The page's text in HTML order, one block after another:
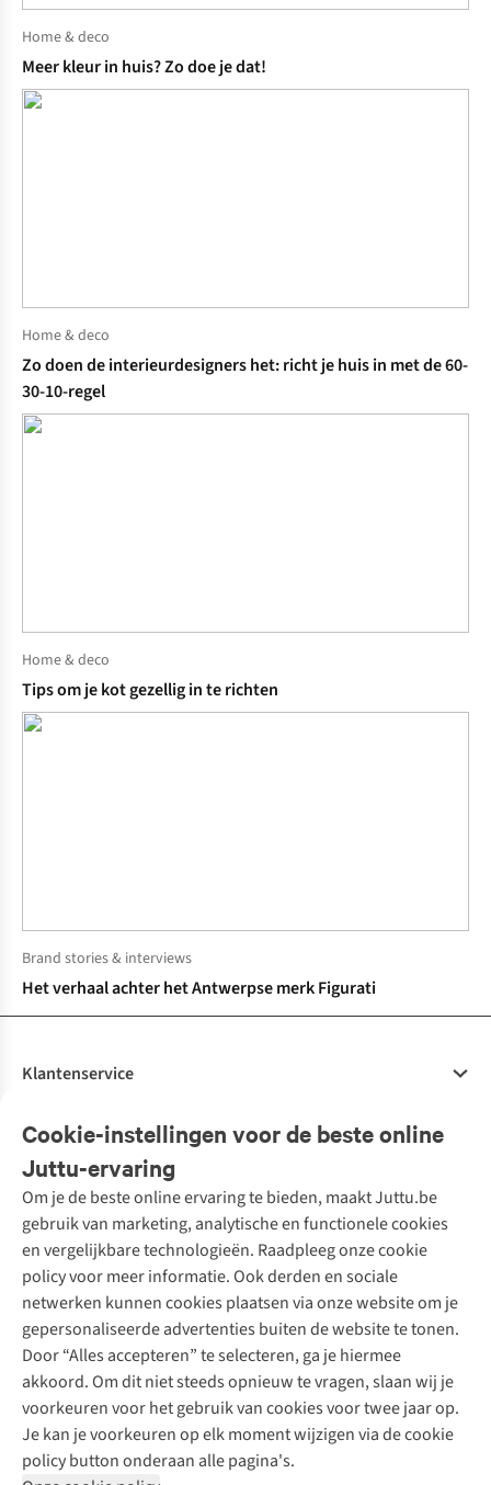
Home & deco
Meer kleur in huis? Zo doe je dat!
Home & deco
Zo doen de interieurdesigners het: richt je huis in met de 60-
30-10-regel
Home & deco
Tips om je kot gezellig in te richten
Brand stories & interviews
Het verhaal achter het Antwerpse merk Figurati
Cookie-instellingen voor de beste online
Juttu-ervaring
Om je de beste online ervaring te bieden, maakt Juttu.be
gebruik van marketing, analytische en functionele cookies
en vergelijkbare technologieën. Raadpleeg onze cookie
policy voor meer informatie. Ook derden en sociale
netwerken kunnen cookies plaatsen via onze website om je
gepersonaliseerde advertenties buiten de website te tonen.
Door “Alles accepteren” te selecteren, ga je hiermee
akkoord. Om dit niet steeds opnieuw te vragen, slaan wij je
voorkeuren voor het gebruik van cookies voor twee jaar op.
Je kan je voorkeuren op elk moment wijzigen via de cookie
policy button onderaan alle pagina's.
Klantenservice
Bestellen
Betalen
10% studentenkorting
Klarna - achteraf betalen
Levering
Retourneren
Bestelling herroepen
Garantie
Contact
Onze diensten
Tweedehands - ReJUsed
Kledingatelier
Personal shopping
Textielbox
Events / workshops
Juttu
Over ons
Juttu Friends
Inspiratie
Werken bij Juttu
Onze winkels
De wereld van Juttu
Verantwoord ondernemen
Toegankelijkheidsverklaring
Merken
Nathalie Vleeschouwer
Selected dames
HKLiving
Dickies
Sessùn
Strom
O My Bag
Meld je aan voor de nieuwsbrief
Follow us